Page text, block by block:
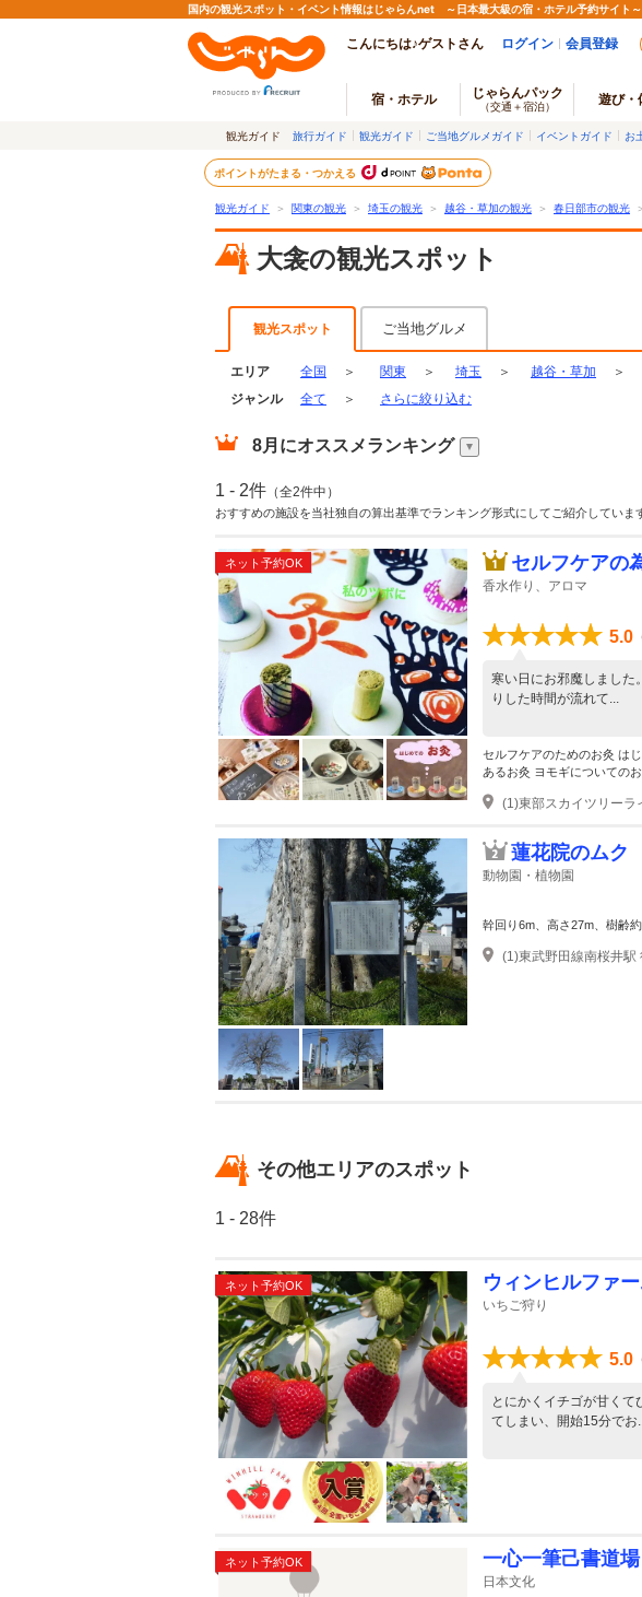
国内の観光スポット・イベント情報はじゃらんnet ～日本最大級の宿・ホテル予約サイト～
こんにちは♪ゲストさん ログイン 会員登録
宿・ホテル じゃらんパック
（交通＋宿泊） 遊び・
観光ガイド 旅行ガイド 観光ガイド ご当地グルメガイド イベントガイド お
ポイントがたまる・つかえる
観光ガイド ＞ 関東の観光 ＞ 埼玉の観光 ＞ 越谷・草加の観光 ＞ 春日部市の観光 ＞
大衾の観光スポット
観光スポット ご当地グルメ
エリア 全国 ＞ 関東 ＞ 埼玉 ＞ 越谷・草加 ＞
ジャンル
全て ＞ さらに絞り込む
8月 にオススメランキング
1 - 2件 （全2件中）
おすすめの施設を当社独自の算出基準でランキング形式にしてご紹介していま
ネット予約OK セルフケアの
香水作り、アロマ
5.0
寒い日にお邪魔しました
りした時間が流れて...
セルフケアのためのお灸 は
あるお灸 ヨモギについての
(1)東部スカイツリー
蓮花院のムク
動物園・植物園
幹回り6m、高さ27m、樹齢
(1)東武野田線南桜井駅
その他エリアのスポット
1 - 28件
ネット予約OK ウィンヒルファ
いちご狩り
5.0
とにかくイチゴが甘く
てしまい、開始15分でお
ネット予約OK 一心一筆己書道場
日本文化